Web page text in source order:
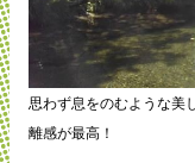
思わず息をのむような美
離感が最高！